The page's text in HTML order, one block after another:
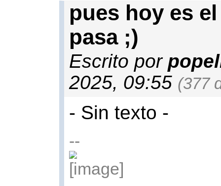
pues hoy es
pasa ;)
Escrito por
2025, 09:55 (377
- Sin texto -
--